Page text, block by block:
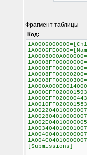
Фрагмент таблицы
Код:
[Submissions]